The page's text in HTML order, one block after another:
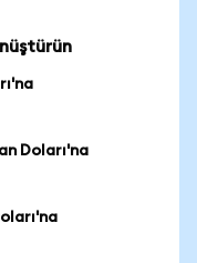
Doları'na